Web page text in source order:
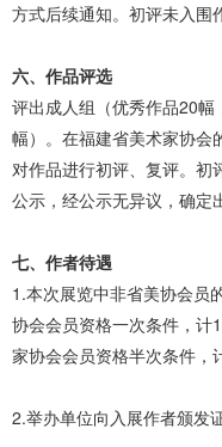
方式后续通知。初评未入围
六、作品评选
评出成人组（优秀作品20
幅）。在福建省美术家协会
对作品进行初评、复评。初
公示，经公示无异议，确定
七、作者待遇
1.本次展览中非省美协会员
协会会员资格一次条件，计
家协会会员资格半次条件，
2.举办单位向入展作者颁发证